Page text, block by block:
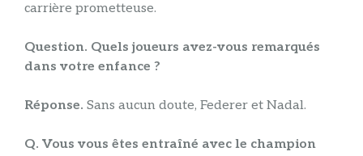
carrière prometteuse.
Question. Quels joueurs avez-vous remarqués
dans votre enfance ?
Réponse. Sans aucun doute, Federer et Nadal.
Q. Vous vous êtes entraîné avec le champion